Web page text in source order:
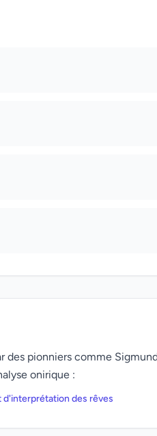
des pionniers comme
onirique :
des rêves